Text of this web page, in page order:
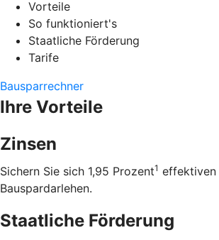
Vorteile
So funktioniert's
Staatliche Förderung
Tarife
Bausparrechner
Ihre Vorteile
Zinsen
Sichern Sie sich 1,95 Prozent1 effektiven
Bauspardarlehen.
Staatliche Förderung